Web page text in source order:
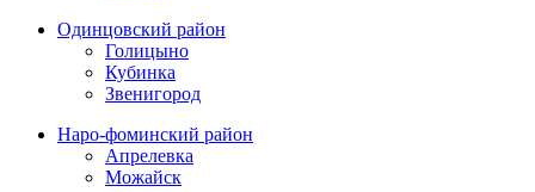
Одинцовский район
Голицыно
Кубинка
Звенигород
Наро-фоминский район
Апрелевка
Можайск